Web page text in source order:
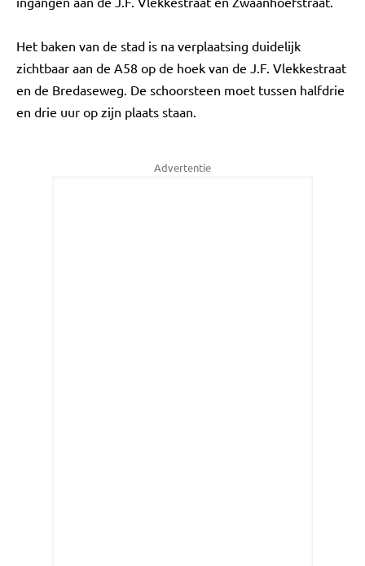
Het baken van de stad is na verplaatsing duidelijk
zichtbaar aan de A58 op de hoek van de J.F. Vlekkestraat
en de Bredaseweg. De schoorsteen moet tussen halfdrie
en drie uur op zijn plaats staan.
Advertentie